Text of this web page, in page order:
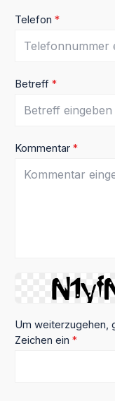
Telefon *
Betreff *
Kommentar *
Um weiterzugehen,
Zeichen ein *